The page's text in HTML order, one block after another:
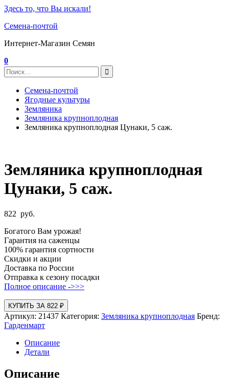
Здесь то, что Вы искали!
Семена-почтой
Интернет-Магазин Семян
0
Семена-почтой
Ягодные культуры
Земляника
Земляника крупноплодная
Земляника крупноплодная Цунаки, 5 саж.
Земляника крупноплодная
Цунаки, 5 саж.
822 руб.
Богатого Вам урожая!
Гарантия на саженцы
100% гарантия сортности
Скидки и акции
Доставка по России
Отправка к сезону посадки
Полное описание ->>>
КУПИТЬ ЗА 822 ₽
Артикул: 21437 Категория: Земляника крупноплодная Бренд:
Гарденмарт
Описание
Детали
Описание